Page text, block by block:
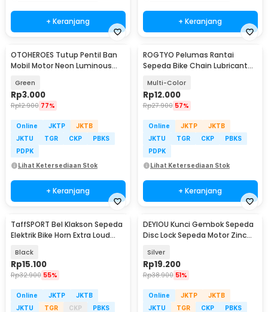
+ Keranjang + Keranjang
OTOHEROES Tutup Pentil Ban
Mobil Motor Neon Luminous
Green
Rp3.000
Rp12.900 77%
Online JKTP
JKTB
JKTU
TGR CKP
PBKS
PDPK
Lihat Ketersediaan Stok
+ Keranjang
ROGTYO Pelumas Rantai
Sepeda Bike Chain Lubricant
Multi-Color
Rp12.000
Rp27.900 57%
Online JKTP
JKTB
JKTU
TGR CKP
PBKS
PDPK
Lihat Ketersediaan Stok
+ Keranjang
TaffSPORT Bel Klakson Sepeda
Elektrik Bike Horn Extra Loud
Black
Rp15.100
Rp32.900 55%
Online JKTP
JKTB
JKTU
TGR CKP
PBKS
DEYIOU Kunci Gembok Sepeda
Disc Lock Sepeda Motor Zinc
Silver
Rp19.200
Rp38.900 51%
Online JKTP
JKTB
JKTU
TGR CKP
PBKS